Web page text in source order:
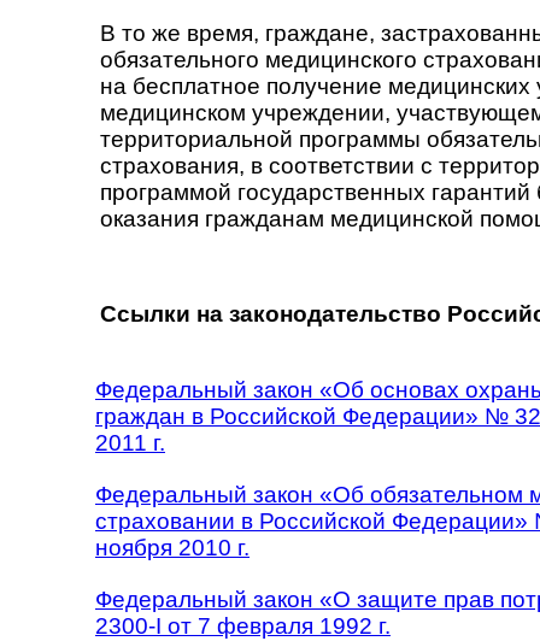
В то же время, граждане,
обязательного медицинского
на бесплатное получение медицинских
медицинском учреждении,
территориальной программы
страхования, в соответствии с
программой государственных гарантий
оказания гражданам медицинской
Ссылки на законодательство
Федеральный закон «Об основах
граждан в Российской Федерации» №
2011 г.
Федеральный закон «Об обязательном
страховании в Российской
ноября 2010 г.
Федеральный закон «О защите прав
2300-I от 7 февраля 1992 г.